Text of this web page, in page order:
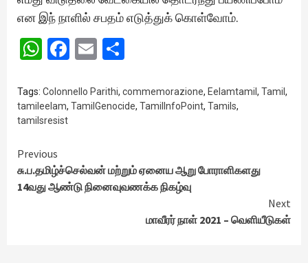
என இந் நாளில் சபதம் எடுத்துக் கொள்வோம்.
WhatsApp
Facebook
Email
Tags: Colonnello Parithi, commemorazione, Eelamtamil , Tamil ,
tamileelam, TamilGenocide, TamilInfoPoint, Tamils,
tamilsresist
Continue
Reading
Previous
சு.ப.தமிழ்ச்செல்வன் மற்றும் ஏனைய ஆறு போராளிகளது
14வது ஆண்டு நினைவுவணக்க நிகழ்வு
Next
மாவீரர் நாள் 2021 – வெளியீடுகள்